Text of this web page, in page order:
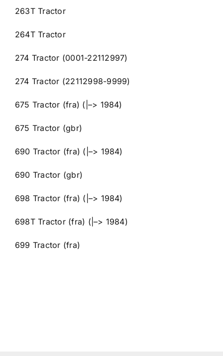
263T Tractor
264T Tractor
274 Tractor (0001-22112997)
274 Tractor (22112998-9999)
675 Tractor (fra) (|–> 1984)
675 Tractor (gbr)
690 Tractor (fra) (|–> 1984)
690 Tractor (gbr)
698 Tractor (fra) (|–> 1984)
698T Tractor (fra) (|–> 1984)
699 Tractor (fra)